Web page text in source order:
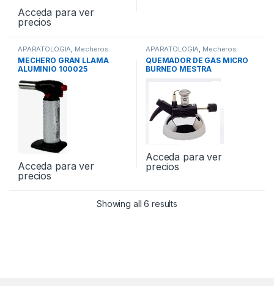
Acceda para ver
precios
APARATOLOGIA, Mecheros
MECHERO GRAN LLAMA
ALUMINIO 100025
Acceda para ver
precios
APARATOLOGIA, Mecheros
QUEMADOR DE GAS MICRO
BURNEO MESTRA
Acceda para ver
precios
Showing all 6 results